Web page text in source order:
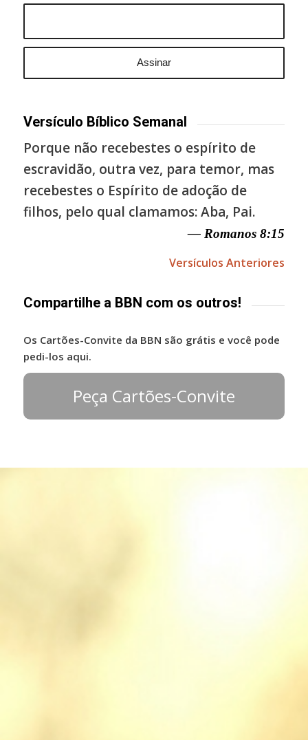
Versículo Bíblico Semanal
Porque não recebestes o espírito de
escravidão, outra vez, para temor, mas
recebestes o Espírito de adoção de
filhos, pelo qual clamamos: Aba, Pai.
— Romanos 8:15
Versículos Anteriores
Compartilhe a BBN com os outros!
Os Cartões-Convite da BBN são grátis e você pode
pedi-los aqui.
Peça Cartões-Convite